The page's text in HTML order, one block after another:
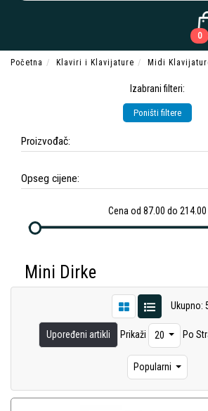
0
Početna Klaviri i Klavijature Midi
Izabrani filteri:
Poništi filtere
Proizvođač:
Opseg cijene:
Cena od 87.00 do 214.00
Mini Dirke
Ukupno:
Upoređeni artikli Prikaži 20 Po
Popularni